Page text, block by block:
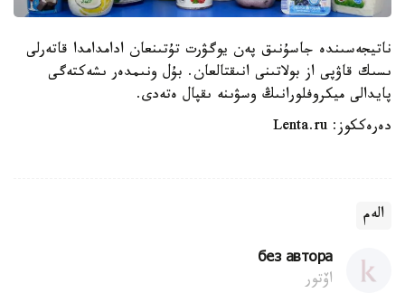
ناتيجەسىندە جاسۇنىق پەن يوگۋرت تۇتىنعان ادامدامدا قاتەرلى
ىسىك قاۋپى از بولاتىنى انىقتالعان. بۇل ونىمدەر ىشەكتەگى
پايدالى ميكروفلورانىڭ وسۋىنە ىقپال ەتەدى.
دەرەككوز: Lenta.ru
الەم
без автора
اۆتور